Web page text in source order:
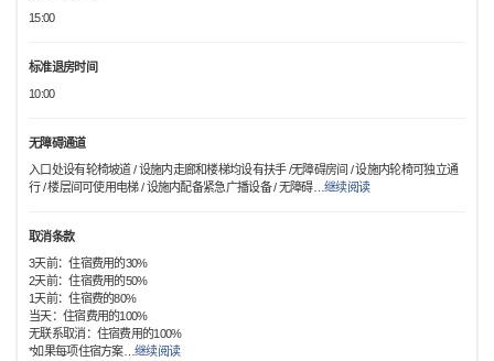
15:00
标准退房时间
10:00
无障碍通道
入口处设有轮椅坡道 / 设施内走廊和楼梯均设有扶手 /无障碍房间 / 设施内轮椅可独立通
行 / 楼层间可使用电梯 / 设施内配备紧急广播设备 / 无障碍… 继续阅读
取消条款
3天前：住宿费用的30%
2天前：住宿费用的50%
1天前：住宿费的80%
当天：住宿费用的100%
无联系取消：住宿费用的100%
*如果每项住宿方案…继续阅读